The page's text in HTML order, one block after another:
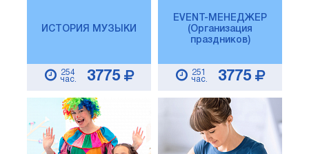
ИСТОРИЯ МУЗЫКИ
254
час.
3775
EVENT-МЕНЕДЖЕР
(Организация
праздников)
251
час.
3775